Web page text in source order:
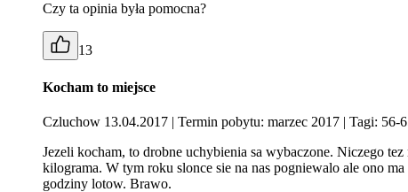
Czy ta opinia była pomocna?
13
Kocham to miejsce
Czluchow 13.04.2017 | Termin pobytu: marzec 2017 | Tagi: 56-
Jezeli kocham, to drobne uchybienia sa wybaczone. Niczego
kilograma. W tym roku slonce sie na nas pogniewalo ale ono
godziny lotow. Brawo.